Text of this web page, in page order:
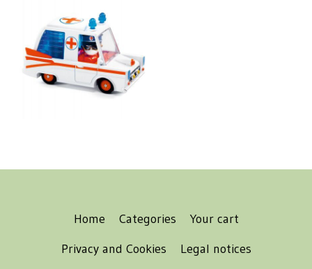
Home Categories
Your cart
Privacy and Cookies
Legal notices